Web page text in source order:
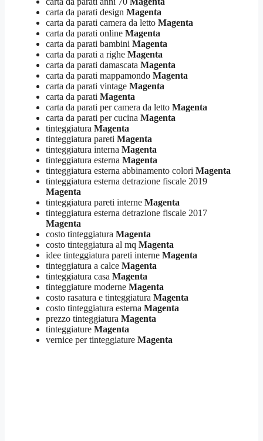
carta da parati design Magenta
carta da parati camera da letto Magenta
carta da parati online Magenta
carta da parati bambini Magenta
carta da parati a righe Magenta
carta da parati damascata Magenta
carta da parati mappamondo Magenta
carta da parati vintage Magenta
carta da parati Magenta
carta da parati per camera da letto Magenta
carta da parati per cucina Magenta
tinteggiatura Magenta
tinteggiatura pareti Magenta
tinteggiatura interna Magenta
tinteggiatura esterna Magenta
tinteggiatura esterna abbinamento colori Magenta
tinteggiatura esterna detrazione fiscale 2019
Magenta
tinteggiatura pareti interne Magenta
tinteggiatura esterna detrazione fiscale 2017
Magenta
costo tinteggiatura Magenta
costo tinteggiatura al mq Magenta
idee tinteggiatura pareti interne Magenta
tinteggiatura a calce Magenta
tinteggiatura casa Magenta
tinteggiature moderne Magenta
costo rasatura e tinteggiatura Magenta
costo tinteggiatura esterna Magenta
prezzo tinteggiatura Magenta
tinteggiature Magenta
vernice per tinteggiature Magenta